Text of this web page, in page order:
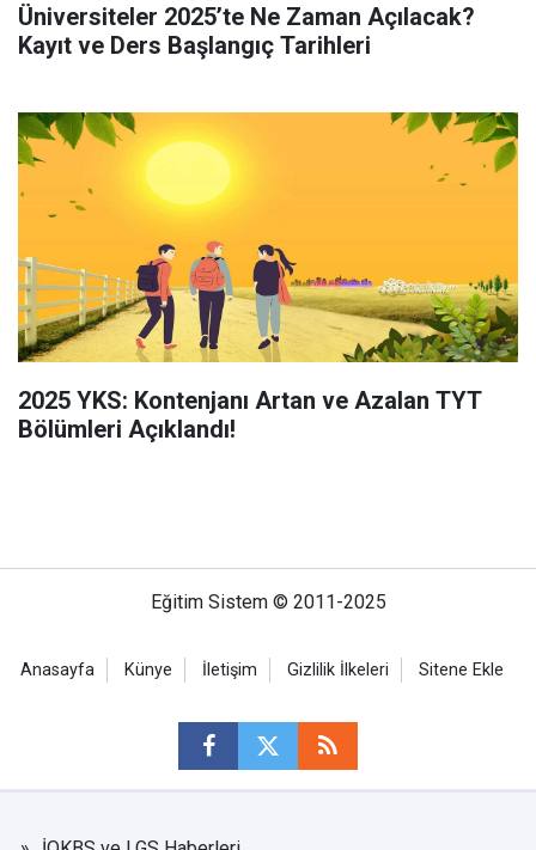
Üniversiteler 2025’te Ne Zaman Açılacak?
Kayıt ve Ders Başlangıç Tarihleri
2025 YKS: Kontenjanı Artan ve Azalan TYT
Bölümleri Açıklandı!
Eğitim Sistem © 2011-2025
Anasayfa Künye İletişim Gizlilik İlkeleri Sitene Ekle